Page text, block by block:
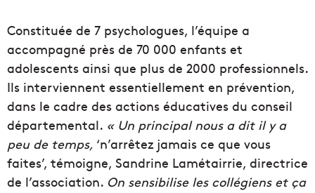
Constituée de 7 psychologues, l’équipe a
accompagné près de 70 000 enfants et
adolescents ainsi que plus de 2000 professionnels.
Ils interviennent essentiellement en prévention,
dans le cadre des actions éducatives du conseil
départemental. « Un principal nous a dit il y a
peu de temps, ‘n’arrêtez jamais ce que vous
faites’, témoigne, Sandrine Lamétairrie, directrice
de l’association. On sensibilise les collégiens et ça